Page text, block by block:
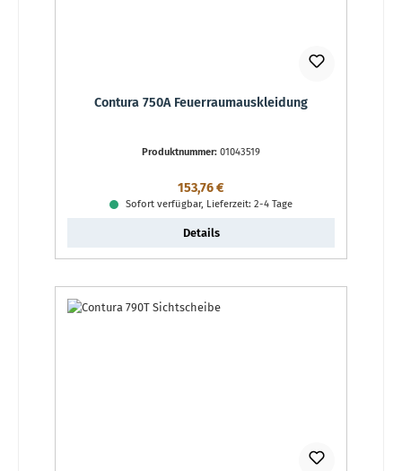
Contura 750A Feuerraumauskleidung
Produktnummer: 01043519
Regulärer Preis:
153,76 €
Sofort verfügbar, Lieferzeit: 2-4 Tage
Details